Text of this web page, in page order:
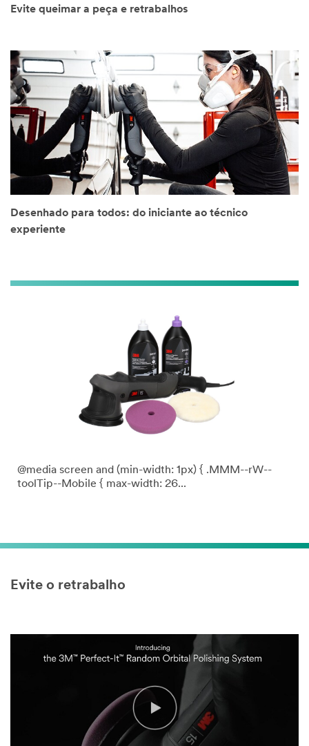
Evite queimar a peça e retrabalhos
Desenhado para todos: do iniciante ao técnico
experiente
@media screen and (min-width: 1px) { .MMM--rW--
toolTip--Mobile { max-width: 26...
Evite o retrabalho